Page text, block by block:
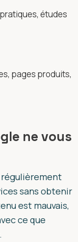
études
pages produits,
ne vous
sans obtenir
est mauvais,
ce que